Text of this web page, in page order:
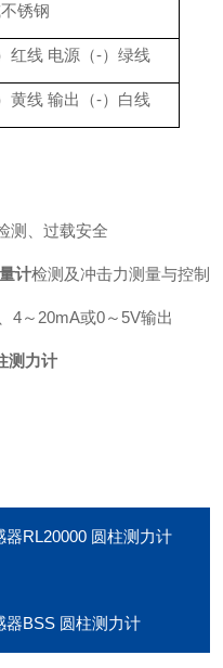
锈钢
红线 电源（-）绿线
黄线 输出（-）白线
测、过载安全
计检测及冲击力测量与控制
4～20mA或0～5V输出
测力计
器RL20000 圆柱测力计
器BSS 圆柱测力计